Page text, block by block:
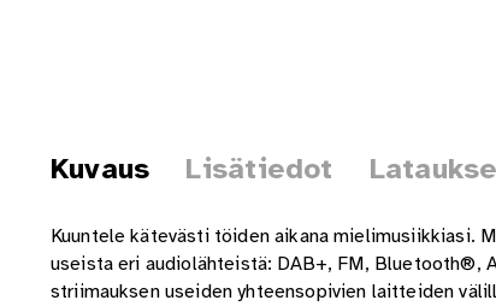
Kuvaus Lisätiedot
Kuuntele kätevästi töiden aikana mielimusiikkiasi.
useista eri audiolähteistä: DAB+, FM, Bluetooth®,
striimauksen useiden yhteensopivien laitteiden